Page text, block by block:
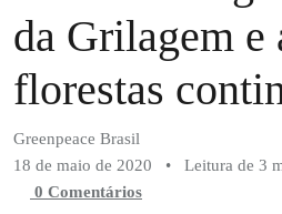
da Grilagem e
florestas
Greenpeace Brasil
18 de maio de 2020
• Leitura de 3
0 Comentários